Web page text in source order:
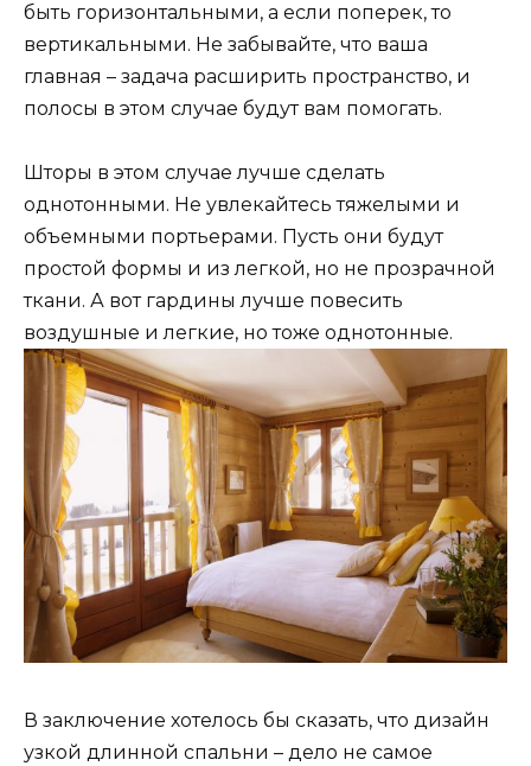
быть горизонтальными, а если поперек, то
вертикальными. Не забывайте, что ваша
главная – задача расширить пространство, и
полосы в этом случае будут вам помогать.
Шторы в этом случае лучше сделать
однотонными. Не увлекайтесь тяжелыми и
объемными портьерами. Пусть они будут
простой формы и из легкой, но не прозрачной
ткани. А вот гардины лучше повесить
воздушные и легкие, но тоже однотонные.
В заключение хотелось бы сказать, что дизайн
узкой длинной спальни – дело не самое